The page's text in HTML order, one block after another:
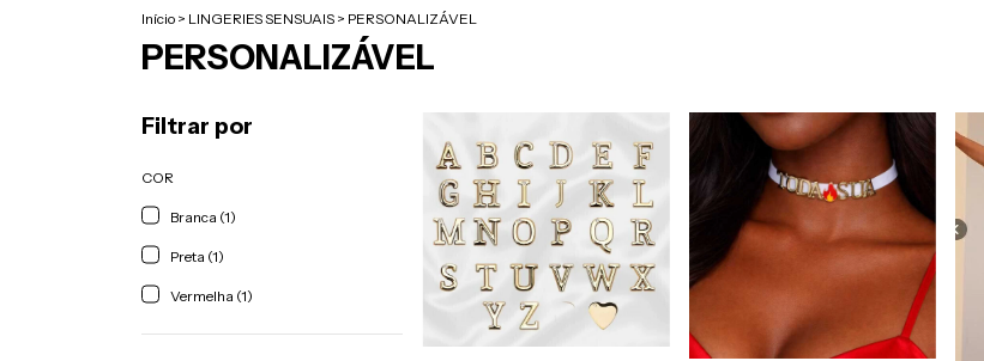
Início > LINGERIES SENSUAIS > PERSONALIZÁVEL
PERSONALIZÁVEL
Filtrar por
COR
Branca (1)
Preta (1)
Vermelha (1)